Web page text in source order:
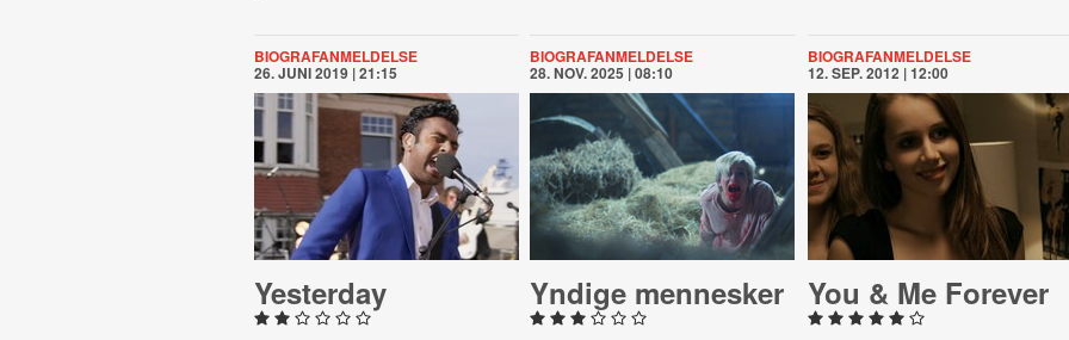
BIOGRAFANMELDELSE
26. JUNI 2019 | 21:15
Yesterday
BIOGRAFANMELDELSE
28. NOV. 2025 | 08:10
Yndige mennesker
BIOGRAFANMELDELSE
12. SEP. 2012 | 12:00
You & Me Forever